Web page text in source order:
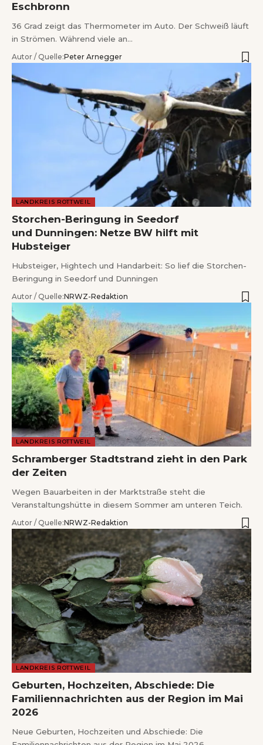
Eschbronn
36 Grad zeigt das Thermometer im Auto. Der Schweiß läuft
in Strömen. Während viele an…
Autor / Quelle:Peter Arnegger
LANDKREIS ROTTWEIL
Storchen-Beringung in Seedorf
und Dunningen: Netze BW hilft mit
Hubsteiger
Hubsteiger, Hightech und Handarbeit: So lief die Storchen-
Beringung in Seedorf und Dunningen
Autor / Quelle:NRWZ-Redaktion
LANDKREIS ROTTWEIL
Schramberger Stadtstrand zieht in den Park
der Zeiten
Wegen Bauarbeiten in der Marktstraße steht die
Veranstaltungshütte in diesem Sommer am unteren Teich.
Autor / Quelle:NRWZ-Redaktion
LANDKREIS ROTTWEIL
Geburten, Hochzeiten, Abschiede: Die
Familiennachrichten aus der Region im Mai
2026
Neue Geburten, Hochzeiten und Abschiede: Die